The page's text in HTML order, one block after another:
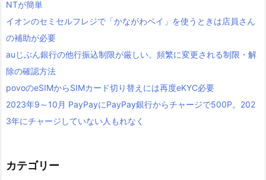
NTが簡単
イオンのセミセルフレジで「かながわペイ」を使うときは店員さん
の補助が必要
auじぶん銀行の他行振込制限が厳しい。頻繁に変更される制限・解
除の確認方法
povoのeSIMからSIMカード切り替えには再度eKYC必要
2023年9～10月 PayPayにPayPay銀行からチャージで500P。202
3年にチャージしていない人もれなく
カテゴリー